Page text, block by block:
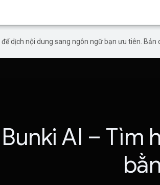
dịch nội dung sang ngôn ngữ bạn ưu tiên. Bản
Bunki AI – Tìm